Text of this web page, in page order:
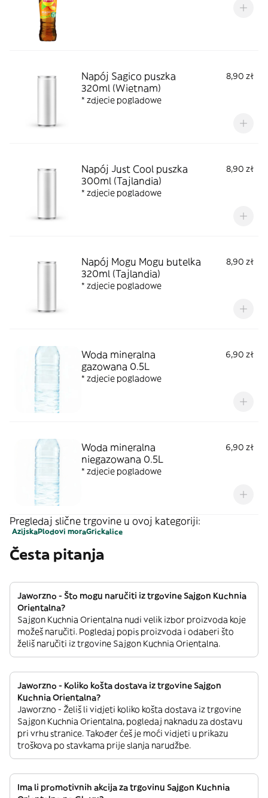
Napój Sagico puszka
320ml (Wietnam)
8,90 zł
* zdjecie pogladowe
Napój Just Cool puszka
300ml (Tajlandia)
8,90 zł
* zdjecie pogladowe
Napój Mogu Mogu butelka
320ml (Tajlandia)
8,90 zł
* zdjecie pogladowe
Woda mineralna
gazowana 0.5L
6,90 zł
* zdjecie pogladowe
Woda mineralna
niegazowana 0.5L
6,90 zł
* zdjecie pogladowe
Pregledaj slične trgovine u ovoj kategoriji:
AzijskaPlodovi moraGrickalice
Česta pitanja
Jaworzno - Što mogu naručiti iz trgovine Sajgon Kuchnia
Orientalna?
Sajgon Kuchnia Orientalna nudi velik izbor proizvoda koje
možeš naručiti. Pogledaj popis proizvoda i odaberi što
želiš naručiti iz trgovine Sajgon Kuchnia Orientalna.
Jaworzno - Koliko košta dostava iz trgovine Sajgon
Kuchnia Orientalna?
Jaworzno - Želiš li vidjeti koliko košta dostava iz trgovine
Sajgon Kuchnia Orientalna, pogledaj naknadu za dostavu
pri vrhu stranice. Također ćeš je moći vidjeti u prikazu
troškova po stavkama prije slanja narudžbe.
Ima li promotivnih akcija za trgovinu Sajgon Kuchnia